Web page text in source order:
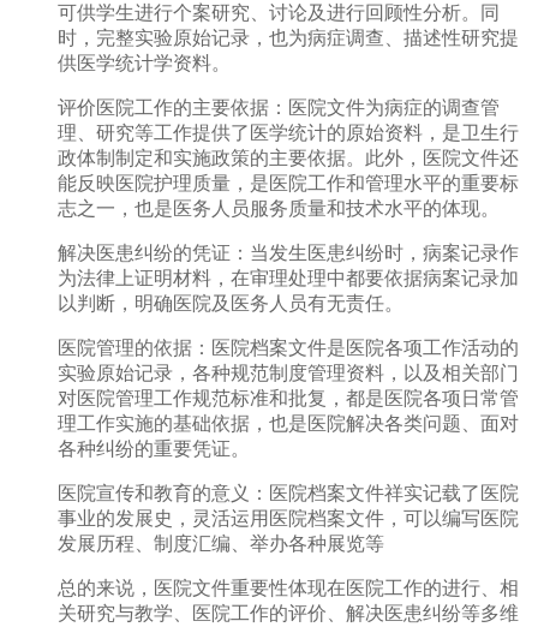
可供学生进行个案研究、讨论及进行回顾性分析。同
时，完整实验原始记录，也为病症调查、描述性研究提
供医学统计学资料。
评价医院工作的主要依据：医院文件为病症的调查管
理、研究等工作提供了医学统计的原始资料，是卫生行
政体制制定和实施政策的主要依据。此外，医院文件还
能反映医院护理质量，是医院工作和管理水平的重要标
志之一，也是医务人员服务质量和技术水平的体现。
解决医患纠纷的凭证：当发生医患纠纷时，病案记录作
为法律上证明材料，在审理处理中都要依据病案记录加
以判断，明确医院及医务人员有无责任。
医院管理的依据：医院档案文件是医院各项工作活动的
实验原始记录，各种规范制度管理资料，以及相关部门
对医院管理工作规范标准和批复，都是医院各项日常管
理工作实施的基础依据，也是医院解决各类问题、面对
各种纠纷的重要凭证。
医院宣传和教育的意义：医院档案文件祥实记载了医院
事业的发展史，灵活运用医院档案文件，可以编写医院
发展历程、制度汇编、举办各种展览等
总的来说，医院文件重要性体现在医院工作的进行、相
关研究与教学、医院工作的评价、解决医患纠纷等多维